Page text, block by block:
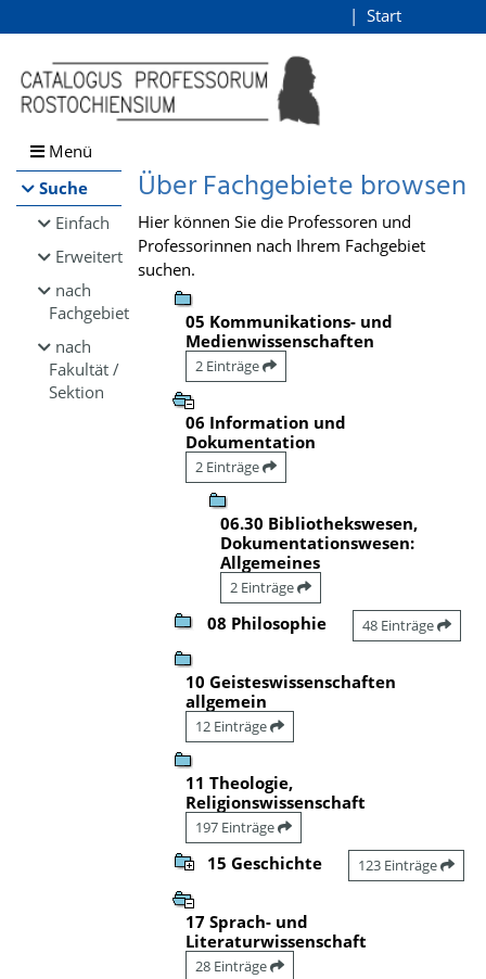
Browsen
direkt zum Inhalt
Start
Menü
Suche
Einfach
Erweitert
nach
Fachgebiet
nach
Fakultät /
Sektion
Über Fachgebiete browsen
Hier können Sie die Professoren und
Professorinnen nach Ihrem Fachgebiet
suchen.
05 Kommunikations- und
Medienwissenschaften
2 Einträge
06 Information und
Dokumentation
2 Einträge
06.30 Bibliothekswesen,
Dokumentationswesen:
Allgemeines
2 Einträge
08 Philosophie 48 Einträge
10 Geisteswissenschaften
allgemein
12 Einträge
11 Theologie,
Religionswissenschaft
197 Einträge
15 Geschichte 123 Einträge
17 Sprach- und
Literaturwissenschaft
28 Einträge